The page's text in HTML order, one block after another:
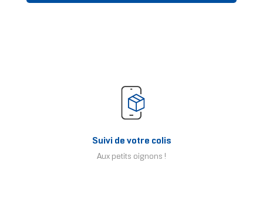
Suivi de votre colis
Aux petits oignons !